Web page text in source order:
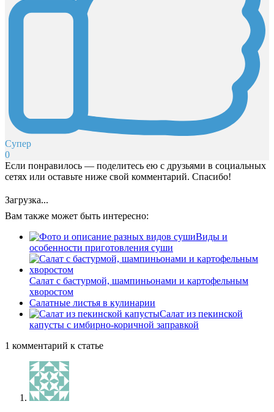
Супер
0
Если понравилось — поделитесь ею с друзьями в социальных
сетях или оставьте ниже свой комментарий. Спасибо!
Загрузка...
Вам также может быть интересно:
Виды и
особенности приготовления суши
Салат с бастурмой, шампиньонами и картофельным
хворостом
Салатные листья в кулинарии
Салат из пекинской
капусты с имбирно-коричной заправкой
1 комментарий к статье